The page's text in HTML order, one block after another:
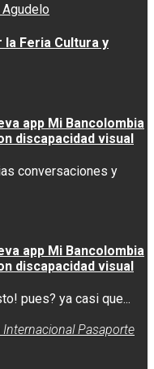
Feria Cultura y
app Mi Bancolombia
discapacidad visual
conversaciones y
app Mi Bancolombia
discapacidad visual
pues? ya casi que...
Pasaporte